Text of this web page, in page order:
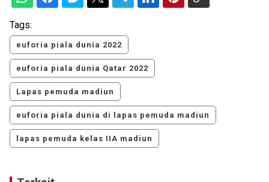
Tags:
euforia piala dunia 2022
euforia piala dunia Qatar 2022
Lapas pemuda madiun
euforia piala dunia di lapas pemuda madiun
lapas pemuda kelas IIA madiun